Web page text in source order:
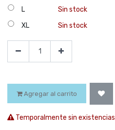
L
Sin stock
XL
Sin stock
Agregar al carrito
Temporalmente sin existencias